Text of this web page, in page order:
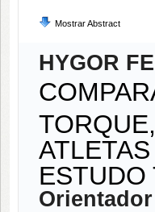
Mostrar Abstract
HYGOR
ESTUDO